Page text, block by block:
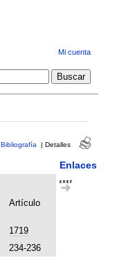
Mi cuenta
Bibliografía | Detalles
Enlaces
Artículo
1719
234-236